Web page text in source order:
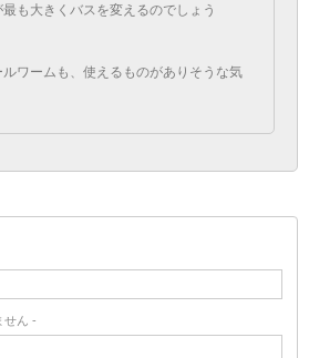
も大きくバスを変えるのでしょう
ワームも、使えるものがありそうな気
せん -